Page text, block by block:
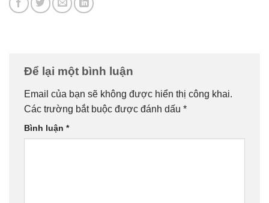
Để lại một bình luận
Email của bạn sẽ không được hiển thị công khai.
Các trường bắt buộc được đánh dấu *
Bình luận *